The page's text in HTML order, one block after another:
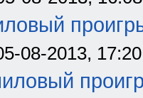
08-2013, 17:20